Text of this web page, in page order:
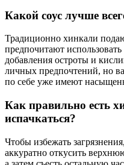
Какой соус лучше
Традиционно хинкали
предпочитают
добавления остроты и
личных предпочтений, но
по себе уже имеют
Как правильно есть
испачкаться?
Чтобы избежать
аккуратно откусить